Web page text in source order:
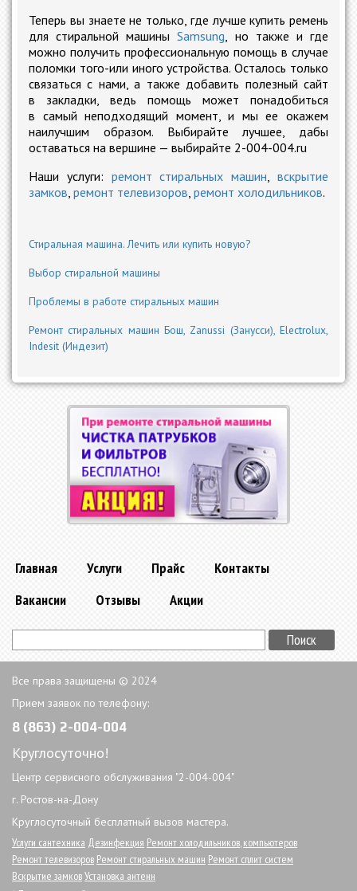
Теперь вы знаете не только, где лучше купить ремень
для стиральной машиныSamsung, но также и где
можно получить профессиональную помощь в случае
поломки того-или иного устройства. Осталось только
связаться с нами, а также добавить полезный сайт
в закладки, ведь помощь может понадобиться
в самый неподходящий момент, и мы ее окажем
наилучшим образом. Выбирайте лучшее, дабы
оставаться на вершине — выбирайте 2-004-004.ru
Наши услуги: ремонт стиральных машин,вскрытие
замков, ремонт телевизоров, ремонт холодильников.
Стиральная машина. Лечить или купить новую?
Выбор стиральной машины
Проблемы в работе стиральных машин
Ремонт стиральных машин Бош, Zanussi (Занусси), Electrolux,
Indesit (Индезит)
Главная Услуги Прайс
Контакты
Вакансии
Отзывы Акции
Все права защищены © 2024
Прием заявок по телефону:
8 (863) 2-004-004
Круглосуточно!
Центр сервисного обслуживания "2-004-004"
г. Ростов-на-Дону
Круглосуточный бесплатный вызов мастера.
Услуги сантехника Дезинфекция Ремонт холодильников,компьютеров
Ремонт телевизоров Ремонт стиральных машин Ремонт сплит систем
Вскрытие замковУстановка антенн